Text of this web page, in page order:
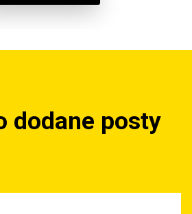
dodane posty